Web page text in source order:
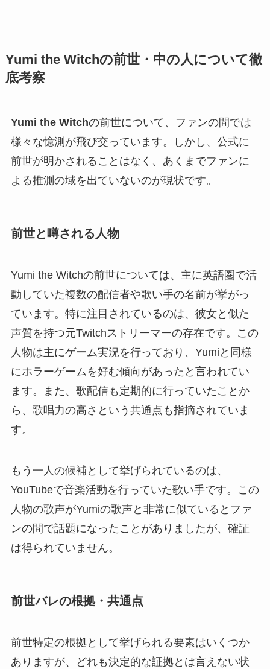
Yumi the Witchの前世・中の人について徹
底考察
Yumi the Witchの前世について、ファンの間では
様々な憶測が飛び交っています。しかし、公式に
前世が明かされることはなく、あくまでファンに
よる推測の域を出ていないのが現状です。
前世と噂される人物
Yumi the Witchの前世については、主に英語圏で活
動していた複数の配信者や歌い手の名前が挙がっ
ています。特に注目されているのは、彼女と似た
声質を持つ元Twitchストリーマーの存在です。この
人物は主にゲーム実況を行っており、Yumiと同様
にホラーゲームを好む傾向があったと言われてい
ます。また、歌配信も定期的に行っていたことか
ら、歌唱力の高さという共通点も指摘されていま
す。
もう一人の候補として挙げられているのは、
YouTubeで音楽活動を行っていた歌い手です。この
人物の歌声がYumiの歌声と非常に似ているとファ
ンの間で話題になったことがありましたが、確証
は得られていません。
前世バレの根拠・共通点
前世特定の根拠として挙げられる要素はいくつか
ありますが、どれも決定的な証拠とは言えない状